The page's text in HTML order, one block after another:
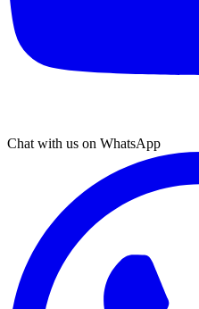
Chat with us on WhatsApp